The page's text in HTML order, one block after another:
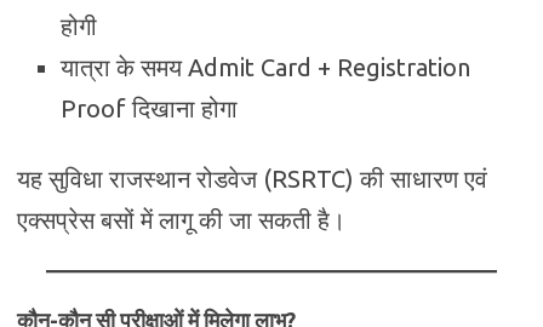
होगी
यात्रा के समय Admit Card + Registration
Proof दिखाना होगा
यह सुविधा राजस्थान रोडवेज (RSRTC) की साधारण एवं
एक्सप्रेस बसों में लागू की जा सकती है।
कौन-कौन सी परीक्षाओं में मिलेगा लाभ?